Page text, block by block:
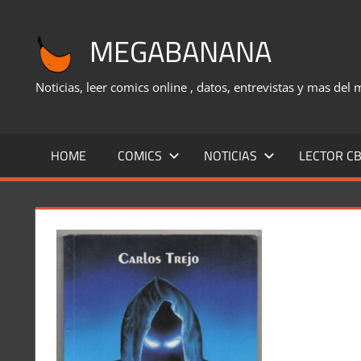
contenido
MEGABANANA
Noticias, leer comics online , datos, entrevistas y mas del
HOME COMICS NOTICIAS LECTOR